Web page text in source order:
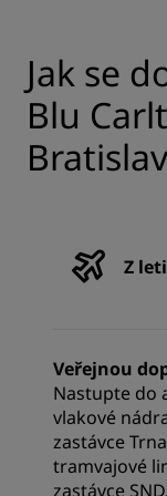
Jak se
Blu
Z
Veřejnou
Nastupte do
vlakové
zastávce
tramvajové
zastávce